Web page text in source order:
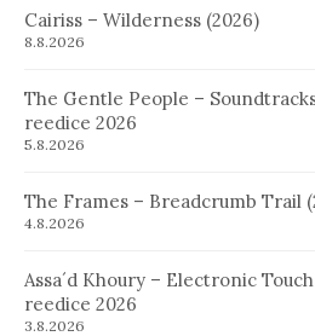
Cairiss – Wilderness (2026)
8.8.2026
The Gentle People –
reedice 2026
5.8.2026
The Frames – Breadcrumb Trail
4.8.2026
Assa´d Khoury – Electronic
reedice 2026
3.8.2026